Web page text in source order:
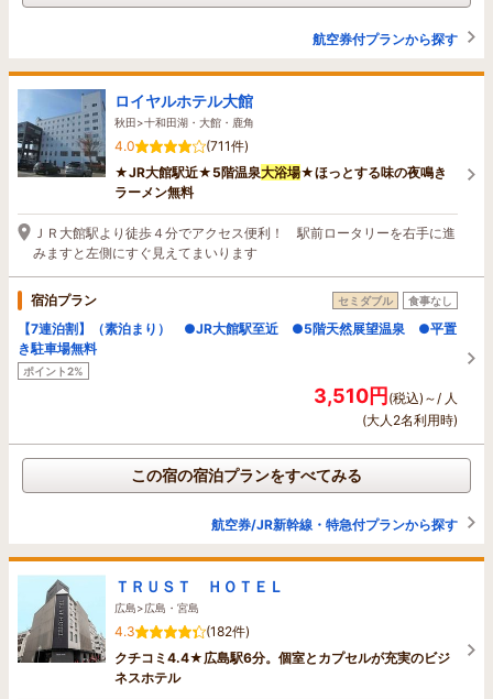
航空券付プランから探す
ロイヤルホテル大館
秋田>十和田湖・大館・鹿角
4.0
(711件)
★JR大館駅近★5階温泉大浴場★ほっとする味の夜鳴き
ラーメン無料
ＪＲ大館駅より徒歩４分でアクセス便利！ 駅前ロータリーを右手に進
みますと左側にすぐ見えてまいります
宿泊プラン セミダブル 食事なし
【7連泊割】（素泊まり） ●JR大館駅至近 ●5階天然展望温泉 ●平置
き駐車場無料
ポイント2%
3,510円(税込)～/ 人
(大人2名利用時)
この宿の宿泊プランをすべてみる
航空券/JR新幹線・特急付プランから探す
ＴＲＵＳＴ ＨＯＴＥＬ
広島>広島・宮島
4.3
(182件)
クチコミ4.4★広島駅6分。個室とカプセルが充実のビジ
ネスホテル